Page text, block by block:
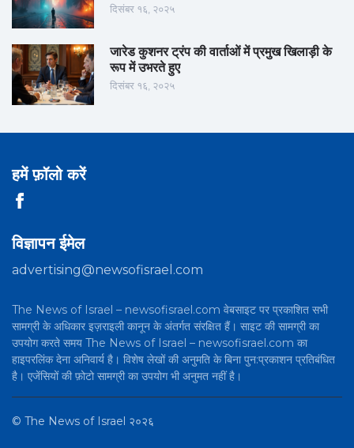
दिसंबर १६, २०२५
जारेड कुशनर ट्रंप की वार्ताओं में प्रमुख खिलाड़ी के
रूप में उभरते हुए
दिसंबर १६, २०२५
हमें फ़ॉलो करें
विज्ञापन ईमेल
advertising@newsofisrael.com
The News of Israel – newsofisrael.com वेबसाइट पर प्रकाशित सभी
सामग्री के अधिकार इज़राइली कानून के अंतर्गत संरक्षित हैं। साइट की सामग्री का
उपयोग करते समय The News of Israel – newsofisrael.com का
हाइपरलिंक देना अनिवार्य है। विशेष लेखों की अनुमति के बिना पुन:प्रकाशन प्रतिबंधित
है। एजेंसियों की फ़ोटो सामग्री का उपयोग भी अनुमत नहीं है।
© The News of Israel २०२६